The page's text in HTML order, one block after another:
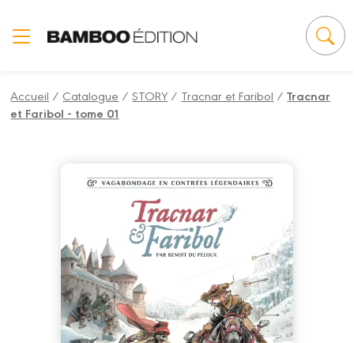
Accueil / Catalogue /STORY / Tracnar et Faribol /Tracnar
et Faribol - tome 01